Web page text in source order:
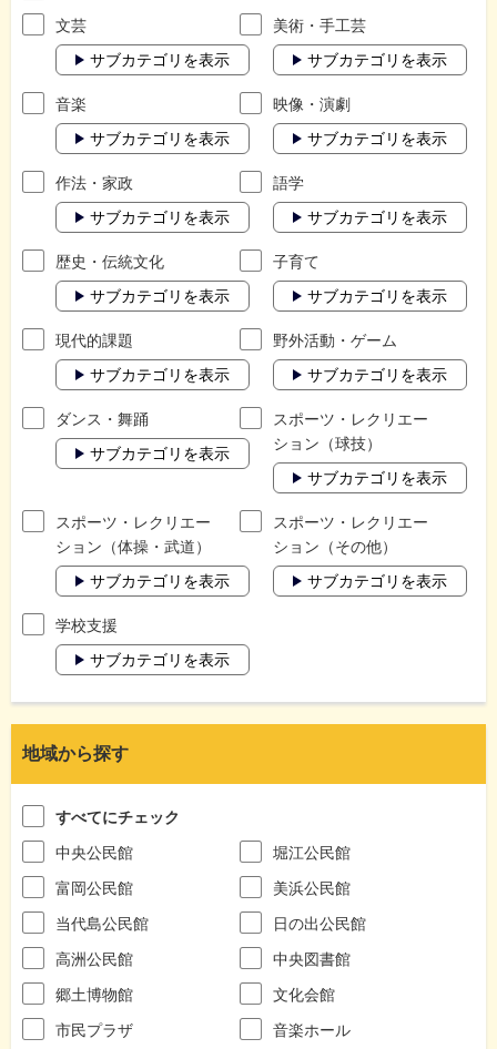
文芸
サブカテゴリを表示
美術・手工芸
サブカテゴリを表示
音楽
サブカテゴリを表示
映像・演劇
サブカテゴリを表示
作法・家政
サブカテゴリを表示
語学
サブカテゴリを表示
歴史・伝統文化
サブカテゴリを表示
子育て
サブカテゴリを表示
現代的課題
サブカテゴリを表示
野外活動・ゲーム
サブカテゴリを表示
ダンス・舞踊
サブカテゴリを表示
スポーツ・レクリエー
ション（球技）
サブカテゴリを表示
スポーツ・レクリエー
ション（体操・武道）
サブカテゴリを表示
スポーツ・レクリエー
ション（その他）
サブカテゴリを表示
学校支援
サブカテゴリを表示
地域から探す
すべてにチェック
中央公民館
堀江公民館
富岡公民館
美浜公民館
当代島公民館
日の出公民館
高洲公民館
中央図書館
郷土博物館
文化会館
市民プラザ
音楽ホール